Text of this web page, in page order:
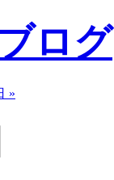
ログ
»